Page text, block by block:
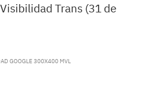
Trans (31 de